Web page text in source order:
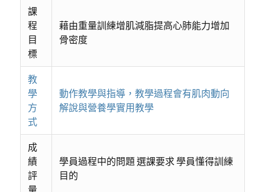
課
程
目
標
藉由重量訓練增肌減脂提高心肺能力增加
骨密度
教
學
方
式
動作教學與指導，教學過程會有肌肉動向
解說與營養學實用教學
成
績
評
量
學員過程中的問題 選課要求 學員懂得訓練
目的